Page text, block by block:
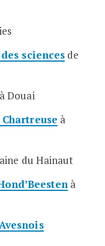
sciences de
Douai
à
du Hainaut
à